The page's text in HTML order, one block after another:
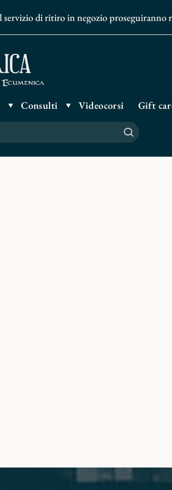
di ritiro in negozio proseguiranno
Consulti Videocorsi Gift
Cerca